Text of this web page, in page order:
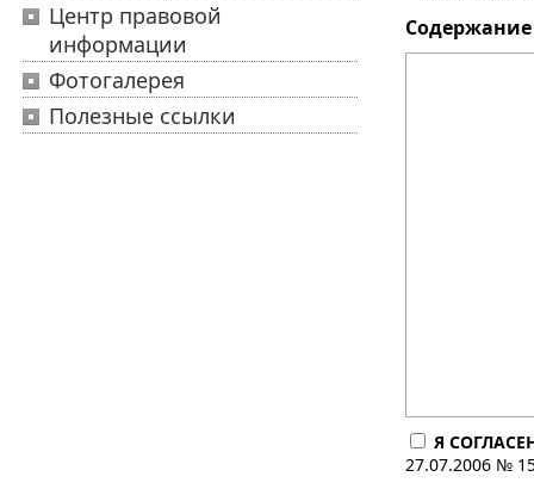
Центр правовой
информации
Фотогалерея
Полезные ссылки
Содержание
Я
27.07.2006 №